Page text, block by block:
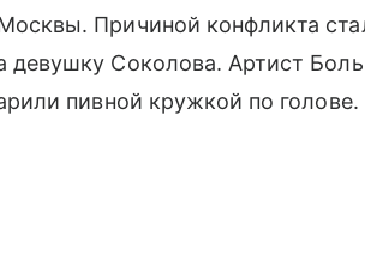
Причиной конфликта
девушку Соколова. Артист
пивной кружкой по голове.